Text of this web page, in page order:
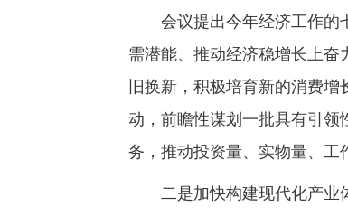
会议提出今年经济工作的七
需潜能、推动经济稳增长上
旧换新，积极培育新的消费
动，前瞻性谋划一批具有引领
务，推动投资量、实物量、工
二是加快构建现代化产业体